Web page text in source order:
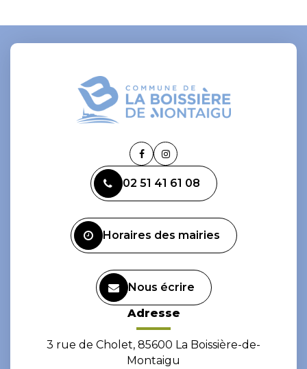
Lien
le
compte
Lien
le
compte
02 51 41 61 08
Horaires des mairies
Nous écrire
Adresse
3 rue de Cholet, 85600 La Boissière-de-
Montaigu